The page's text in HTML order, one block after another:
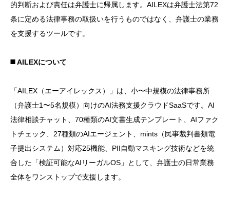
的判断および責任は弁護士に帰属します。AILEXは弁護士法第72
条に定める法律事務の取扱いを行うものではなく、弁護士の業務
を支援するツールです。
◼️ AILEXについて
「AILEX（エーアイレックス）」は、小〜中規模の法律事務所
（弁護士1〜5名規模）向けのAI法務支援クラウドSaaSです。AI
法律相談チャット、70種類のAI文書生成テンプレート、AIファク
トチェック、27種類のAIエージェント、mints（民事裁判書類電
子提出システム）対応25機能、PII自動マスキング技術などを統
合した「検証可能なAIリーガルOS」として、弁護士の日常業務
全体をワンストップで支援します。